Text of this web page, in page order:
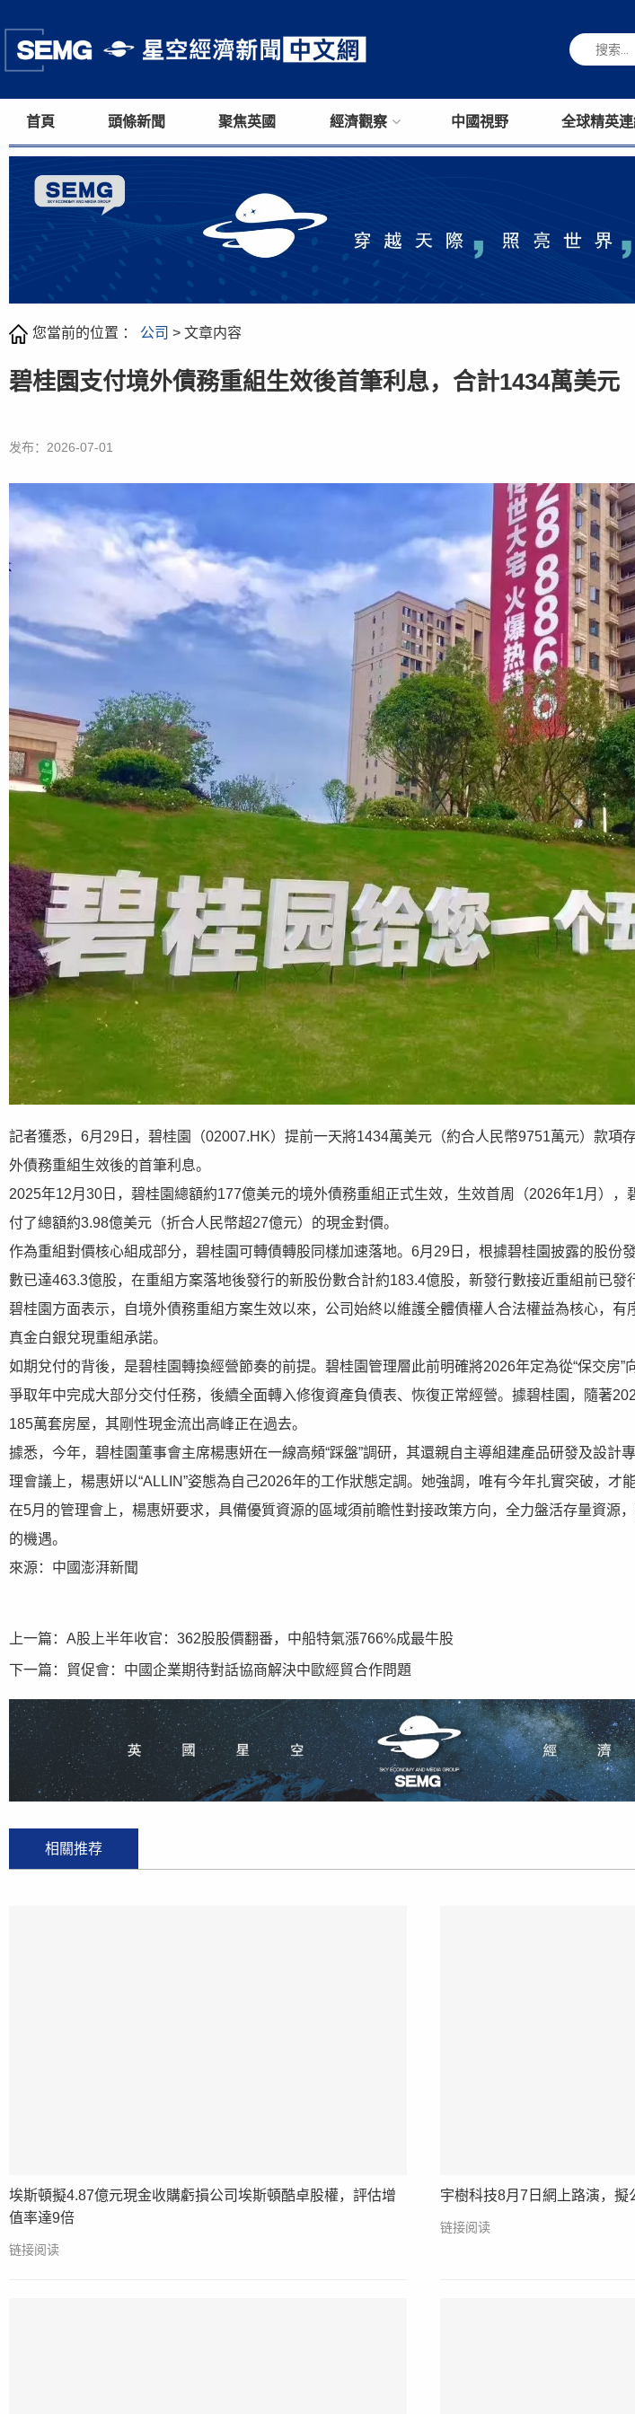
首頁 頭條新聞 聚焦英國 經濟觀察 中國視野 全球精英
您當前的位置 ： 公司 > 文章内容
碧桂園支付境外債務重組生效後首筆利息，合計1434萬美元
发布：2026-07-01
記者獲悉，6月29日，碧桂園（02007.HK）提前一天將1434萬美元（約合人民幣9751萬元）款項
外債務重組生效後的首筆利息。
2025年12月30日，碧桂園總額約177億美元的境外債務重組正式生效，生效首周（2026年1月），
付了總額約3.98億美元（折合人民幣超27億元）的現金對價。
作為重組對價核心組成部分，碧桂園可轉債轉股同樣加速落地。6月29日，根據碧桂園披露的股份
數已達463.3億股，在重組方案落地後發行的新股份數合計約183.4億股，新發行數接近重組前已發
碧桂園方面表示，自境外債務重組方案生效以來，公司始終以維護全體債權人合法權益為核心，有
真金白銀兌現重組承諾。
如期兌付的背後，是碧桂園轉換經營節奏的前提。碧桂園管理層此前明確將2026年定為從“保交房”
爭取年中完成大部分交付任務，後續全面轉入修復資產負債表、恢復正常經營。據碧桂園，隨著
185萬套房屋，其剛性現金流出高峰正在過去。
據悉，今年，碧桂園董事會主席楊惠妍在一線高頻“踩盤”調研，其還親自主導組建產品研發及設計
理會議上，楊惠妍以“ALLIN”姿態為自己2026年的工作狀態定調。她強調，唯有今年扎實突破，才
在5月的管理會上，楊惠妍要求，具備優質資源的區域須前瞻性對接政策方向，全力盤活存量資源
的機遇。
來源：中國澎湃新聞
上一篇： A股上半年收官：362股股價翻番，中船特氣漲766%成最牛股
下一篇： 貿促會：中國企業期待對話協商解決中歐經貿合作問題
相關推荐
埃斯頓擬4.87億元現金收購虧損公司埃斯頓酷卓股權，評估增
值率達9倍
链接阅读
宇樹科技8月7日網上路演，
链接阅读